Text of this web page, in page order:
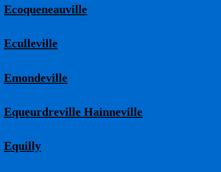
Ecoqueneauville
Eculleville
Emondeville
Equeurdreville Hainneville
Equilly